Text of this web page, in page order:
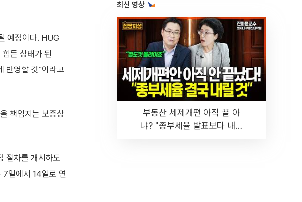
예정이다. HUG
든 상태가 된
반영할 것”이라고
책임지는 보증상
절차를 개시하도
7일에서 14일로 연
최신 영상
부동산 세제개편 아직 끝 아
냐? "종부세율 발표보다 내릴